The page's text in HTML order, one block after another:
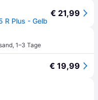
R Plus - Gelb
€ 21,99
, 1–3 Tage
€ 19,99